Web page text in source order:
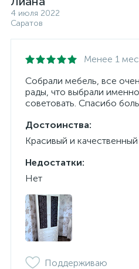
4 июля 2022
Саратов
Менее 1
Собрали мебель, все
рады, что выбрали
советовать. Спасибо
Достоинства:
Красивый и качественный
Недостатки:
Нет
Поддерживаю